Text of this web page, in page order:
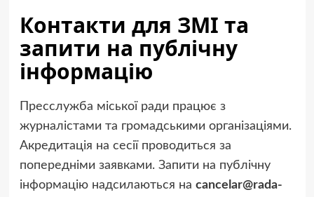
Контакти для ЗМІ та
запити на публічну
інформацію
Пресслужба міської ради працює з
журналістами та громадськими організаціями.
Акредитація на сесії проводиться за
попередніми заявками. Запити на публічну
інформацію надсилаються на cancelar@rada-